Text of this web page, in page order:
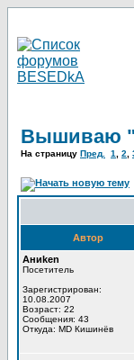
Вышиваю
На страницу Пред. 1 2
Автор
Аниken
Посетитель
Зарегистрирован:
10.08.2007
Возраст: 22
Сообщения: 43
Откуда: MD Кишинёв